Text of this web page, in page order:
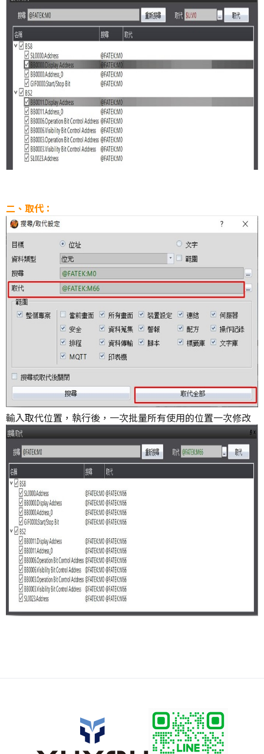
二、取代：
輸入取代位置，執行後，一次批量所有使用的位置一次修改